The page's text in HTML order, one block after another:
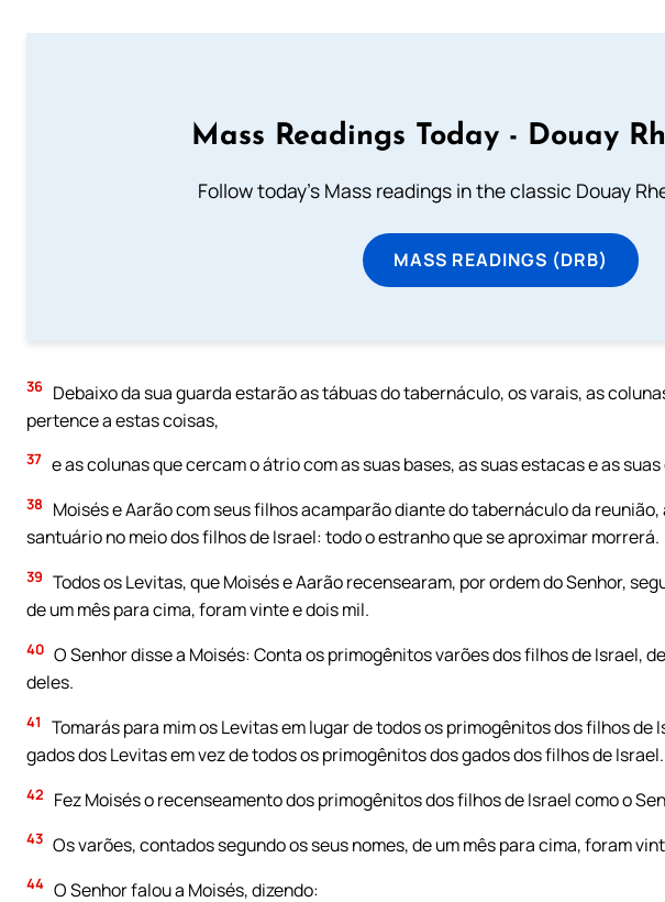
Mass Readings Today - Douay
Follow today's Mass readings in the classic Douay
MASS READINGS (DRB)
36 Debaixo da sua guarda estarão as tábuas do tabernáculo, os varais, as
pertence a estas coisas,
37 e as colunas que cercam o átrio com as suas bases, as suas estacas e as
38
Moisés e Aarão com seus filhos acamparão diante do tabernáculo da
santuário no meio dos filhos de Israel: todo o estranho que se aproximar morrerá.
39 Todos os Levitas, que Moisés e Aarão recensearam, por ordem do Senhor,
de um mês para cima, foram vinte e dois mil.
40 O Senhor disse a Moisés: Conta os primogênitos varões dos filhos de Israel,
deles.
41
Tomarás para mim os Levitas em lugar de todos os primogênitos dos filhos de
gados dos Levitas em vez de todos os primogênitos dos gados dos filhos de Israel.
42 Fez Moisés o recenseamento dos primogênitos dos filhos de Israel como o
43 Os varões, contados segundo os seus nomes, de um mês para cima, foram
44 O Senhor falou a Moisés, dizendo: